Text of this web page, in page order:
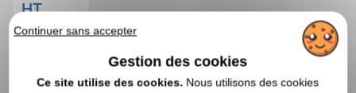
HT
Marquage non
UN DEVIS
Continuer sans accepter
Gestion des cookies
Ce site utilise des cookies. Nous utilisons des cookies